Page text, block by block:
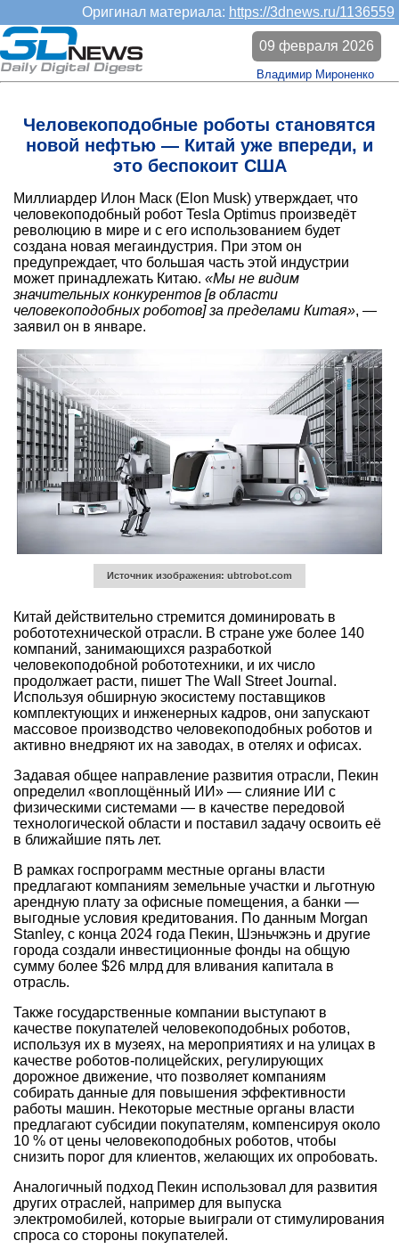
Оригинал материала: https://3dnews.ru/1136559
Человекоподобные роботы становятся
новой нефтью — Китай уже впереди, и
это беспокоит США
09 февраля 2026
Владимир Мироненко
Миллиардер Илон Маск (Elon Musk) утверждает, что
человекоподобный робот Tesla Optimus произведёт
революцию в мире и с его использованием будет
создана новая мегаиндустрия. При этом он
предупреждает, что большая часть этой индустрии
может принадлежать Китаю. «Мы не видим
значительных конкурентов [в области
человекоподобных роботов] за пределами Китая», —
заявил он в январе.
Источник изображения: ubtrobot.com
Китай действительно стремится доминировать в
робототехнической отрасли. В стране уже более 140
компаний, занимающихся разработкой
человекоподобной робототехники, и их число
продолжает расти, пишет The Wall Street Journal.
Используя обширную экосистему поставщиков
комплектующих и инженерных кадров, они запускают
массовое производство человекоподобных роботов и
активно внедряют их на заводах, в отелях и офисах.
Задавая общее направление развития отрасли, Пекин
определил «воплощённый ИИ» — слияние ИИ с
физическими системами — в качестве передовой
технологической области и поставил задачу освоить её
в ближайшие пять лет.
В рамках госпрограмм местные органы власти
предлагают компаниям земельные участки и льготную
арендную плату за офисные помещения, а банки —
выгодные условия кредитования. По данным Morgan
Stanley, с конца 2024 года Пекин, Шэньчжэнь и другие
города создали инвестиционные фонды на общую
сумму более $26 млрд для вливания капитала в
отрасль.
Также государственные компании выступают в
качестве покупателей человекоподобных роботов,
используя их в музеях, на мероприятиях и на улицах в
качестве роботов-полицейских, регулирующих
дорожное движение, что позволяет компаниям
собирать данные для повышения эффективности
работы машин. Некоторые местные органы власти
предлагают субсидии покупателям, компенсируя около
10 % от цены человекоподобных роботов, чтобы
снизить порог для клиентов, желающих их опробовать.
Аналогичный подход Пекин использовал для развития
других отраслей, например для выпуска
электромобилей, которые выиграли от стимулирования
спроса со стороны покупателей.